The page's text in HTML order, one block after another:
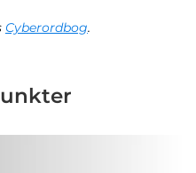
Cyberordbog.